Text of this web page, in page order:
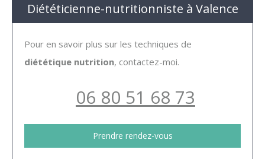
Diététicienne-nutritionniste à Valence
Pour en savoir plus sur les techniques de
diététique nutrition, contactez-moi.
06 80 51 68 73
Prendre rendez-vous